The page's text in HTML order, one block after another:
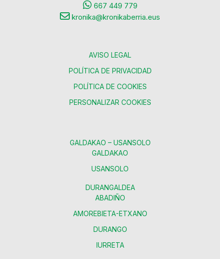
667 449 779
kronika@kronikaberria.eus
AVISO LEGAL
POLÍTICA DE PRIVACIDAD
POLÍTICA DE COOKIES
PERSONALIZAR COOKIES
GALDAKAO – USANSOLO
GALDAKAO
USANSOLO
DURANGALDEA
ABADIÑO
AMOREBIETA-ETXANO
DURANGO
IURRETA